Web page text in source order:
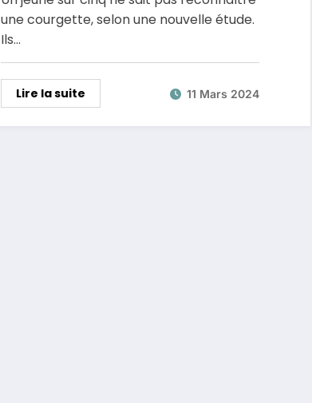
une courgette, selon une nouvelle étude.
Ils…
Lire la suite 11 Mars 2024